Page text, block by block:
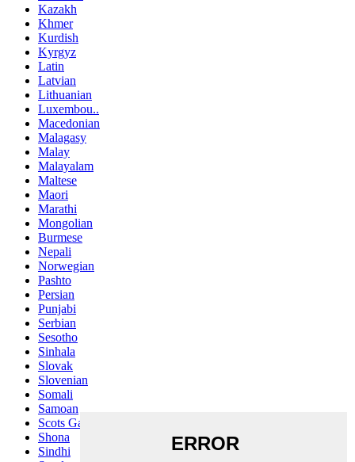
Kazakh
Khmer
Kurdish
Kyrgyz
Latin
Latvian
Lithuanian
Luxembou..
Macedonian
Malagasy
Malay
Malayalam
Maltese
Maori
Marathi
Mongolian
Burmese
Nepali
Norwegian
Pashto
Persian
Punjabi
Serbian
Sesotho
Sinhala
Slovak
Slovenian
Somali
Samoan
Scots Gaelic
Shona
Sindhi